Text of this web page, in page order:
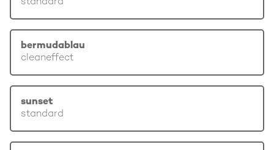
standard
bermudablau
cleaneffect
sunset
standard